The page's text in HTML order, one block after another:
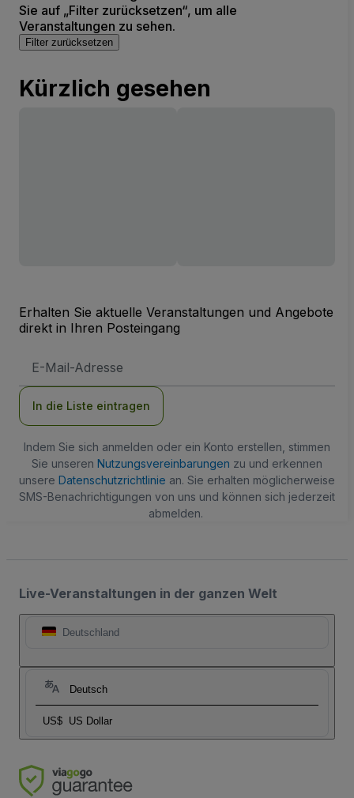
Sie auf „Filter zurücksetzen“, um alle
Veranstaltungen zu sehen.
Filter zurücksetzen
Kürzlich gesehen
Erhalten Sie aktuelle Veranstaltungen und Angebote
direkt in Ihren Posteingang
Mail-
In die Liste eintragen
Indem Sie sich anmelden oder ein Konto erstellen, stimmen
Sie unseren Nutzungsvereinbarungen zu und erkennen
unsere Datenschutzrichtlinie an. Sie erhalten möglicherweise
SMS-Benachrichtigungen von uns und können sich jederzeit
abmelden.
Live-Veranstaltungen in der ganzen Welt
Deutschland
Deutsch
US$ US Dollar